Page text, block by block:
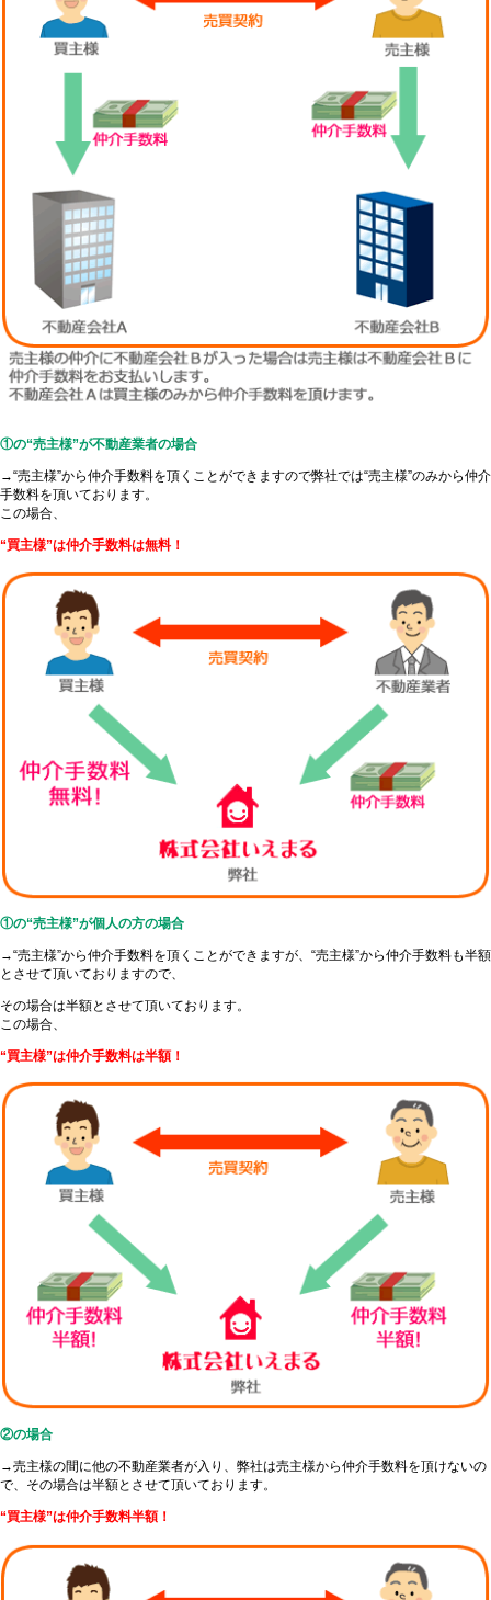
①の“売主様”が不動産業者の場合
→“売主様”から仲介手数料を頂くことができますので弊社では“売主様”のみから仲介
手数料を頂いております。
この場合、
“買主様”は仲介手数料は無料！
①の“売主様”が個人の方の場合
→“売主様”から仲介手数料を頂くことができますが、“売主様”から仲介手数料も半額
とさせて頂いておりますので、
その場合は半額とさせて頂いております。
この場合、
“買主様”は仲介手数料は半額！
②の場合
→売主様の間に他の不動産業者が入り、弊社は売主様から仲介手数料を頂けないの
で、その場合は半額とさせて頂いております。
“買主様”は仲介手数料半額！